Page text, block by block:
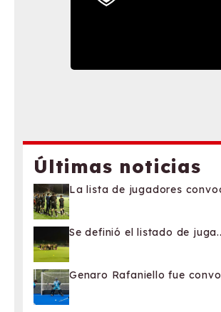
Últimas noticias
La lista de jugadores
Se definió el listado de
Genaro Rafaniello fue